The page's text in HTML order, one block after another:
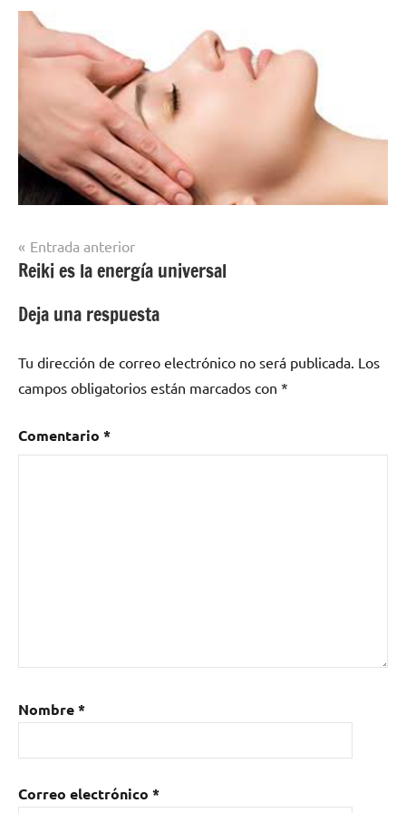
Navegación
de
entradas
Entrada anterior
Reiki es la energía universal
Deja una respuesta
Tu dirección de correo electrónico no será publicada. Los
campos obligatorios están marcados con *
Comentario *
Nombre*
Correo electrónico *